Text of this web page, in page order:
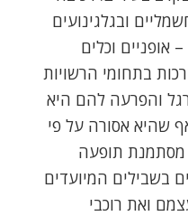
ובגלגינועים
אופניים וכלים
בתחומי הרשויות
והפרעה להם היא
שהיא אסורה על פי
מסתמנת תופעה
בשבילים המיועדים
ואת רוכבי